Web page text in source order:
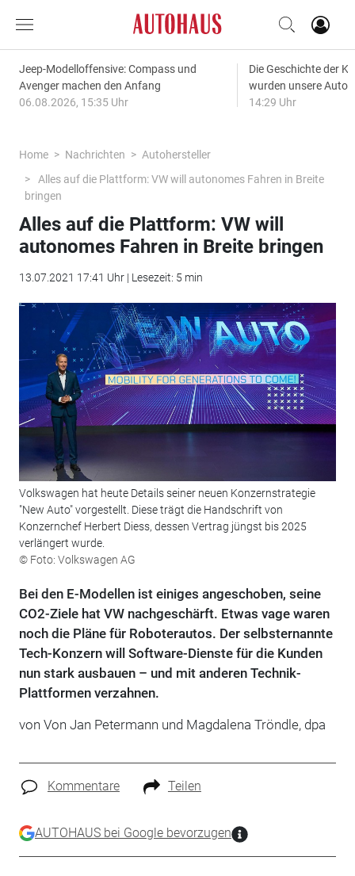
Jeep-Modelloffensive: Compass und
Avenger machen den Anfang
06.08.2026, 15:35 Uhr
Die Geschichte der
wurden unsere
14:29 Uhr
Home Nachrichten
Autohersteller
Alles auf die Plattform: VW will autonomes Fahren in Breite
bringen
Alles auf die Plattform: VW will
autonomes Fahren in Breite bringen
13.07.2021 17:41 Uhr | Lesezeit: 5 min
Volkswagen hat heute Details seiner neuen Konzernstrategie
"New Auto" vorgestellt. Diese trägt die Handschrift von
Konzernchef Herbert Diess, dessen Vertrag jüngst bis 2025
verlängert wurde.
© Foto: Volkswagen AG
Bei den E-Modellen ist einiges angeschoben, seine
CO2-Ziele hat VW nachgeschärft. Etwas vage waren
noch die Pläne für Roboterautos. Der selbsternannte
Tech-Konzern will Software-Dienste für die Kunden
nun stark ausbauen – und mit anderen Technik-
Plattformen verzahnen.
von Von Jan Petermann und Magdalena Tröndle, dpa
Kommentare Teilen
AUTOHAUS bei Google bevorzugen